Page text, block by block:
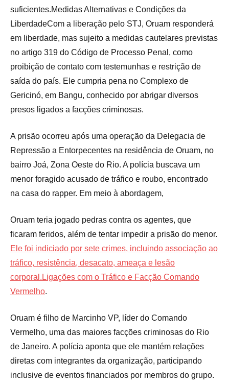
suficientes.Medidas Alternativas e Condições da
LiberdadeCom a liberação pelo STJ, Oruam responderá
em liberdade, mas sujeito a medidas cautelares previstas
no artigo 319 do Código de Processo Penal, como
proibição de contato com testemunhas e restrição de
saída do país. Ele cumpria pena no Complexo de
Gericinó, em Bangu, conhecido por abrigar diversos
presos ligados a facções criminosas.
A prisão ocorreu após uma operação da Delegacia de
Repressão a Entorpecentes na residência de Oruam, no
bairro Joá, Zona Oeste do Rio. A polícia buscava um
menor foragido acusado de tráfico e roubo, encontrado
na casa do rapper. Em meio à abordagem,
Oruam teria jogado pedras contra os agentes, que
ficaram feridos, além de tentar impedir a prisão do menor.
Ele foi indiciado por sete crimes, incluindo associação ao
tráfico, resistência, desacato, ameaça e lesão
corporal.Ligações com o Tráfico e Facção Comando
Vermelho.
Oruam é filho de Marcinho VP, líder do Comando
Vermelho, uma das maiores facções criminosas do Rio
de Janeiro. A polícia aponta que ele mantém relações
diretas com integrantes da organização, participando
inclusive de eventos financiados por membros do grupo.